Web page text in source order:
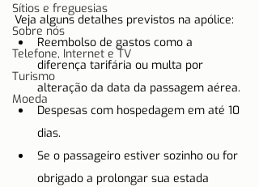
Sítios e freguesias
Sobre nós
Telefone, Internet e TV
Turismo
Moeda
Veja alguns detalhes previstos na apólice:
Reembolso de gastos como a
diferença tarifária ou multa por
alteração da data da passagem aérea.
Despesas com hospedagem em até 10
dias.
Se o passageiro estiver sozinho ou for
obrigado a prolongar sua estada